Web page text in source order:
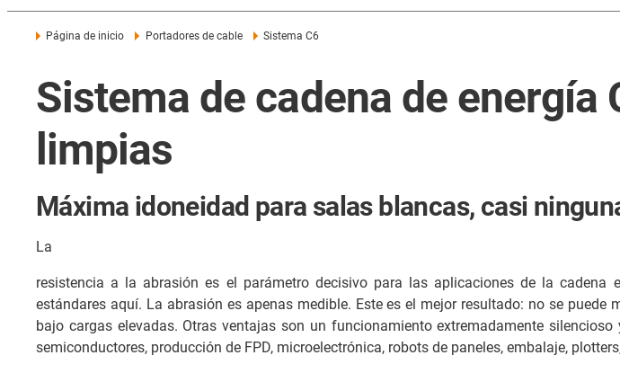
Página de inicio Portadores de cable Sistema C6
Sistema de cadena de
limpias
Máxima idoneidad para salas blancas, casi
La
resistencia a la abrasión es el parámetro decisivo para las aplicaciones de la
estándares aquí. La abrasión es apenas medible. Este es el mejor resultado: no se
bajo cargas elevadas. Otras ventajas son un funcionamiento extremadamente
semiconductores, producción de FPD, microelectrónica, robots de paneles, embalaje,